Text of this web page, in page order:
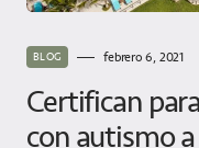
BLOG febrero 6, 2021
Certifican
con autismo